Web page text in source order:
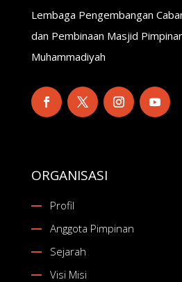
Lembaga Pengembangan
dan Pembinaan Masjid
Muhammadiyah
ORGANISASI
Profil
Anggota Pimpinan
Sejarah
Visi Misi